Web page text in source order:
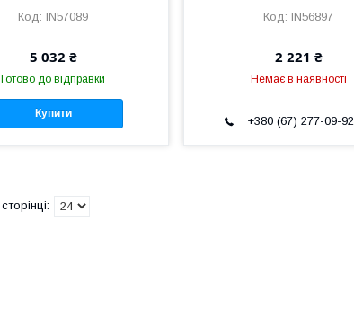
IN57089
5 032 ₴
Готово до відправки
Купити
IN56897
2 221 ₴
Немає в наявності
+380 (67) 277-09-92